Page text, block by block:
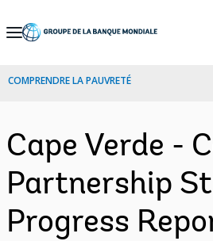
Skip
Navigation
COMPRENDRE LA PAUVRETÉ
Cape Verde -
Partnership
Progress